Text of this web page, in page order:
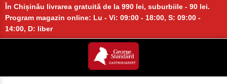
În Chișinău livrarea gratuită de la 990 lei, suburbiile - 90 lei.
Program magazin online: Lu - Vi: 09:00 - 18:00, S: 09:00 -
14:00, D: liber